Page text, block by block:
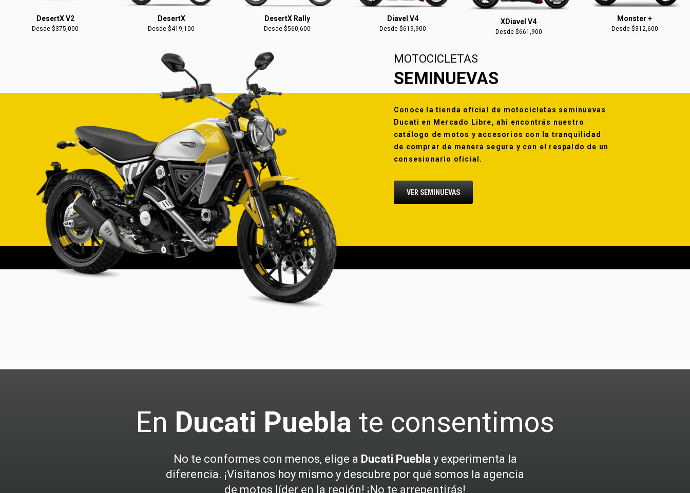
DesertX V2
Desde $375,000
DesertX
Desde $419,100
DesertX Rally
Desde $560,600
Diavel V4
Desde $619,900
XDiavel V4
Desde $661,900
Monster +
Desde $312,600
MOTOCICLETAS
SEMINUEVAS
Conoce la tienda oficial de motocicletas seminuevas
Ducati en Mercado Libre, ahi encontrás nuestro
catálogo de motos y accesorios con la tranquilidad
de comprar de manera segura y con el respaldo de un
consesionario oficial.
VER SEMINUEVAS
En Ducati Puebla te consentimos
No te conformes con menos, elige a Ducati Pueblay experimenta la
diferencia. ¡Visítanos hoy mismo y descubre por qué somos la agencia
de motos líder en la región! ¡No te arrepentirás!